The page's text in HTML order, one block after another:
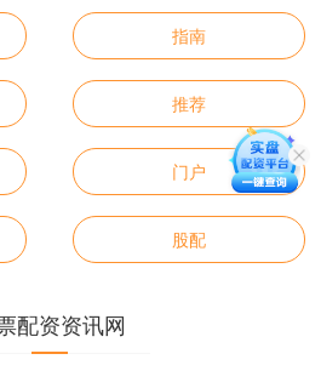
指南
推荐
门户
股配
配资资讯网